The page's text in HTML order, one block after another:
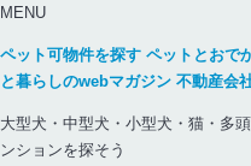
MENU
ペット可物件を探す ペットとおで
と暮らしのwebマガジン 不動産会
大型犬・中型犬・小型犬・猫・多
ンションを探そう